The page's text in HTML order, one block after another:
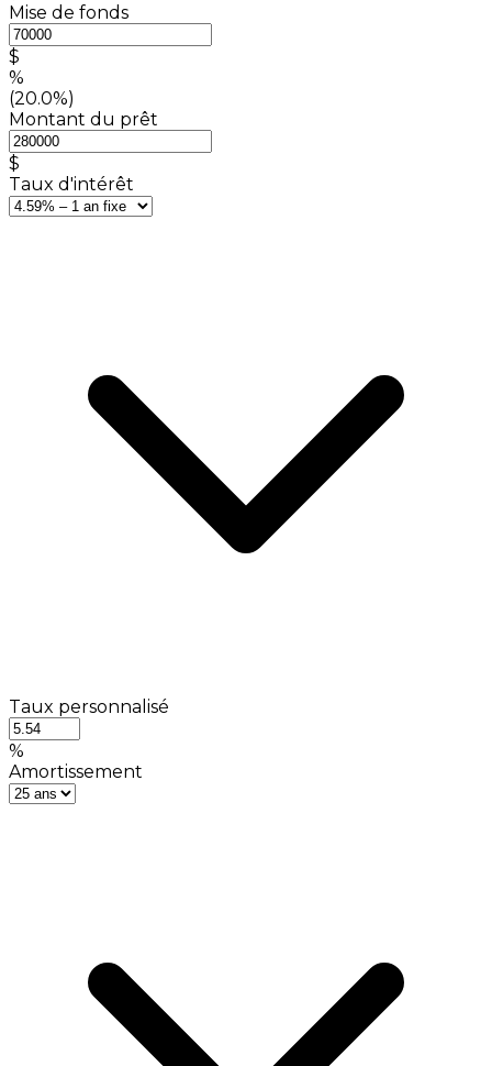
Mise de fonds
$
%
(20.0%)
Montant du prêt
$
Taux d'intérêt
Taux personnalisé
%
Amortissement